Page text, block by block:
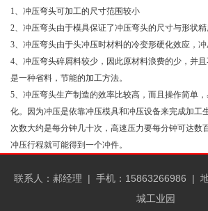
1、冲压弯头可加工的尺寸范围较小
2、冲压弯头由于模具保证了冲压弯头的尺寸与形状精
3、冲压弯头由于头冲压时材料的冷变形硬化效应，
4、冲压弯头碎屑料较少，因此原材料浪费的少，并且
是一种省料，节能的加工方法。
5、冲压弯头生产制造的效率比较高，而且操作简单，
化。因为冲压是依靠冲压模具和冲压设备来完成加工
次数大约是每分钟几十次，高速压力要每分钟可达数
冲压行程就可能得到一个冲件。
联系人：郝经理 | 手机：15863266986 |
城工业园